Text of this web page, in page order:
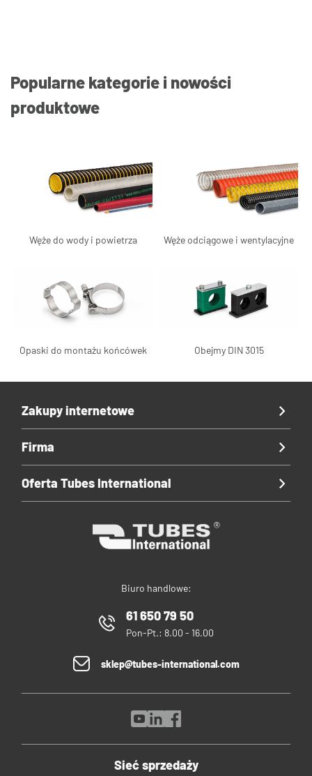
Popularne kategorie i nowości
produktowe
Węże do wody i powietrza Węże odciągowe i wentylacyjne
Opaski do montażu końcówek Obejmy DIN 3015
Biuro handlowe:
61 650 79 50
Pon-Pt.: 8.00 - 16.00
sklep@tubes-international.com
Zakupy internetowe
Firma
Oferta Tubes International
Sieć sprzedaży